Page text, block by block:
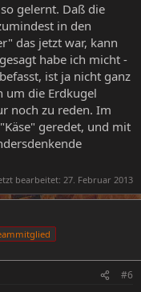
gelernt. Daß die
in den
das jetzt war, kann
habe ich micht -
ist ja nicht ganz
um die Erdkugel
noch zu reden. Im
geredet, und mit
bearbeitet: 27. Februar 2013
#6